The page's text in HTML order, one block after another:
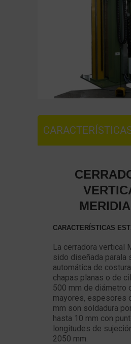
CARACTERÍSTICAS
La cerradora vertical
sido diseñada parala
automática de
chapas planas o de
500 mm de diámetro
mayores, espesores
mm son soldadura
hasta 10 mm con
longitudes de
2050 mm.